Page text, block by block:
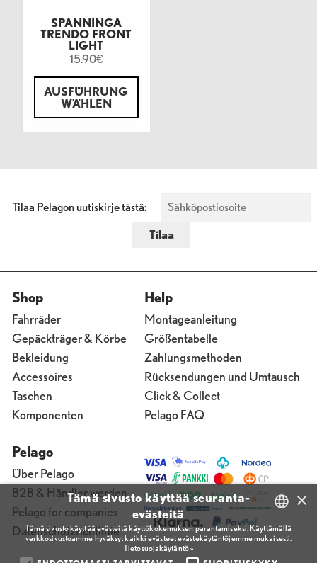
SPANNINGA
TRENDO FRONT
LIGHT
15.90€
AUSFÜHRUNG
WÄHLEN
Tilaa Pelagon uutiskirje tästä:
Shop
Fahrräder
Gepäckträger & Körbe
Bekleidung
Accessoires
Taschen
Komponenten
Help
Montageanleitung
Größentabelle
Zahlungsmethoden
Rücksendungen und Umtausch
Click & Collect
Pelago FAQ
Pelago
Über Pelago
B2B & Händler werden
Pelago for companies
Datenschutzrichtlinie
FINNISH
×
Tämä sivusto käyttää seuranta-
evästeitä
Tämä sivusto käyttää evästeitä käyttökokemuksen parantamiseksi. Käyttämällä
verkkosivustoamme hyväksyt kaikki evästeet evästekäytäntöjemme mukaisesti.
Tietosuojakäytäntö »